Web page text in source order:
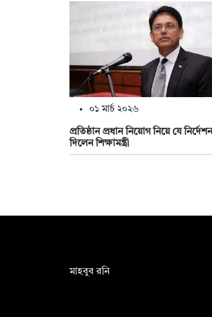
০১ মার্চ ২০২৬
প্রতিষ্ঠান প্রধান নিয়োগ নিয়ে যে
দিলেন শিক্ষামন্ত্রী
মাহবুব রনি